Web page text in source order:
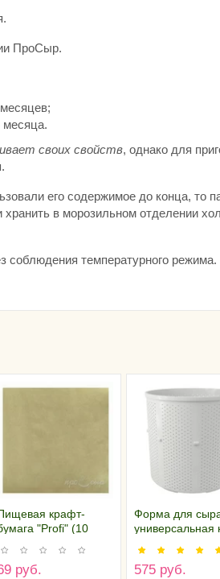
ПроСыр.
месяца.
своих свойств, однако для
его содержимое до конца, то
хранить в морозильном отделении
соблюдения температурного режима.
крафт-
"Profi" (10
руб.
Форма для
универсальная
575 руб.